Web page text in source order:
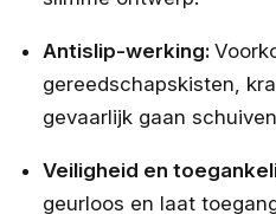
Antislip-werking:
gereedschapskisten,
gevaarlijk gaan
Veiligheid en
geurloos en laat